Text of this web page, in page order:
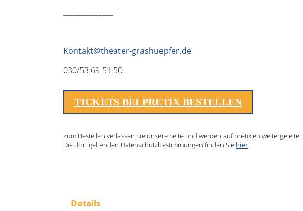
Kontakt@theater-grashuepfer.de
030/53 69 51 50
TICKETS BEI PRETIX BESTELLEN
Zum Bestellen verlassen Sie unsere Seite und werden auf pretix.eu weitergeleitet.
Die dort geltenden Datenschutzbestimmungen finden Sie hier.
Details